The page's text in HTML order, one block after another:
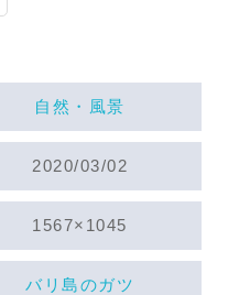
自然・風景
2020/03/02
1567×1045
バリ島のガツ